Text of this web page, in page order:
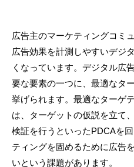
広告主のマーケティングコミ
広告効果を計測しやすいデジ
くなっています。デジタル広
要な要素の一つに、最適なタ
挙げられます。最適なターゲ
は、ターゲットの仮説を立て
検証を行うといったPDCAを
ティングを固めるために広告
いという課題があります。